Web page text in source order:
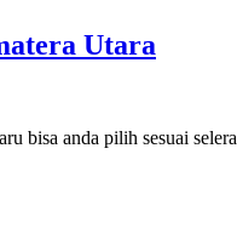
Utara
bisa anda pilih sesuai